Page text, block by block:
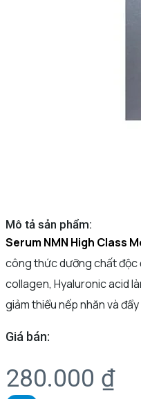
Mô tả sản phẩm:
Serum NMN High Class
công thức dưỡng chất độc
collagen, Hyaluronic acid
giảm thiểu nếp nhăn và
Giá bán:
280.000 ₫